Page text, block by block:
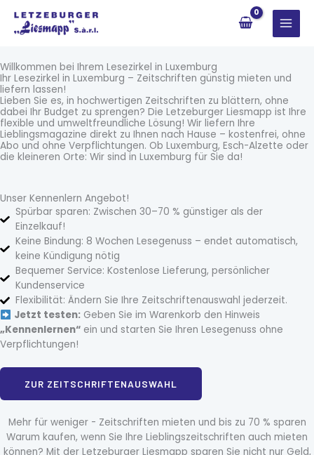
Inhalt
springen
Willkommen bei Ihrem Lesezirkel in Luxemburg
Ihr Lesezirkel in Luxemburg – Zeitschriften günstig mieten und
liefern lassen!
Lieben Sie es, in hochwertigen Zeitschriften zu blättern, ohne
dabei Ihr Budget zu sprengen? Die Letzeburger Liesmapp ist Ihre
flexible und umweltfreundliche Lösung! Wir liefern Ihre
Lieblingsmagazine direkt zu Ihnen nach Hause – kostenfrei, ohne
Abo und ohne Verpflichtungen. Ob Luxemburg, Esch-Alzette oder
die kleineren Orte: Wir sind in Luxemburg für Sie da!
Unser Kennenlern Angebot!
Spürbar sparen: Zwischen 30–70 % günstiger als der
Einzelkauf!
Keine Bindung: 8 Wochen Lesegenuss – endet automatisch,
keine Kündigung nötig
Bequemer Service: Kostenlose Lieferung, persönlicher
Kundenservice
Flexibilität: Ändern Sie Ihre Zeitschriftenauswahl jederzeit.
Jetzt testen:Geben Sie im Warenkorb den Hinweis
„Kennenlernen“ ein und starten Sie Ihren Lesegenuss ohne
Verpflichtungen!
ZUR ZEITSCHRIFTENAUSWAHL
Mehr für weniger - Zeitschriften mieten und bis zu 70 % sparen
Warum kaufen, wenn Sie Ihre Lieblingszeitschriften auch mieten
können? Mit der Letzeburger Liesmapp sparen Sie nicht nur Geld,